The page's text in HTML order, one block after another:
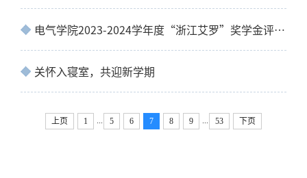
电气学院2023-2024学年度“浙江艾罗”奖学金评选通知
关怀入寝室，共迎新学期
上页 1 5 6 7 8 9 53 下页